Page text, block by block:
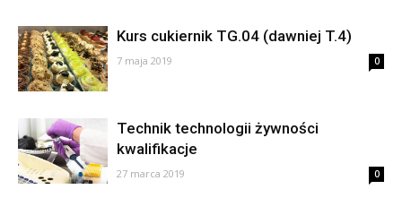
Kurs cukiernik TG.04 (dawniej T.4)
7 maja 2019 0
Technik technologii żywności
kwalifikacje
27 marca 2019 0